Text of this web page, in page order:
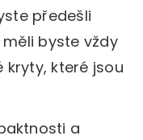
předešli
byste vždy
které jsou
a